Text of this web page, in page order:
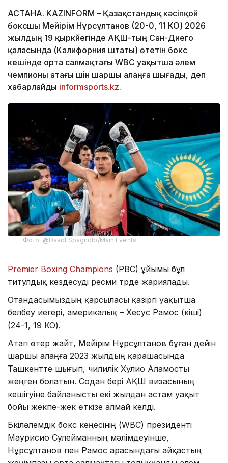
АСТАНА. KAZINFORM – Қазақстандық кәсіпқой
боксшы Мейірім Нұрсұлтанов (20-0, 11 КО) 2026
жылдың 19 қыркүйегінде АҚШ-тың Сан-Диего
қаласында (Калифорния штаты) өтетін бокс
кешінде орта салмақтағы WBC уақытша әлем
чемпионы атағы үшін шаршы алаңға шығады, деп
хабарлайды informsports.kz.
Фото: @David Spagnolo/Main Events
Premier Boxing Champions (PBC) ұйымы бұл
титулдық кездесуді ресми түрде жариялады.
Отандасымыздың қарсыласы қазіргі уақытша
белбеу иегері, америкалық – Хесус Рамос (кіші)
(24-1, 19 КО).
Атап өтер жайт, Мейірім Нұрсұлтанов бұған дейін
шаршы алаңға 2023 жылдың қарашасында
Ташкентте шығып, чилилік Хулио Аламосты
жеңген болатын. Содан бері АҚШ визасының
кешігуіне байланысты екі жылдан астам уақыт
бойы жекпе-жек өткізе алмай келді.
Бүкіләлемдік бокс кеңесінің (WBC) президенті
Маурисио Сулейманның мәлімдеуінше,
Нұрсұлтанов пен Рамос арасындағы айқастың